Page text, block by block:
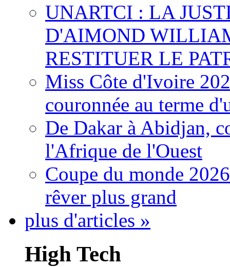
UNARTCI : LA
D'AIMOND
RESTITUER LE
Miss Côte d'Ivoire
couronnée au terme
De Dakar à Abidjan,
l'Afrique de l'Ouest
Coupe du monde
rêver plus grand
plus d'articles »
High Tech